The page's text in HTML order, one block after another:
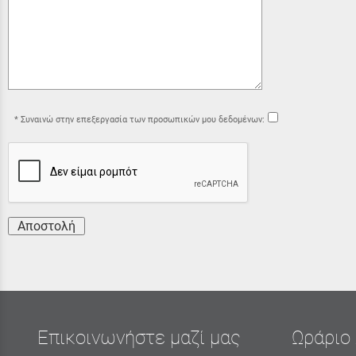
Συναινώ στην επεξεργασία των προσωπικών μου δεδομένων:
Αποστολή
Επικοινωνήστε μαζί μας Ωράριο